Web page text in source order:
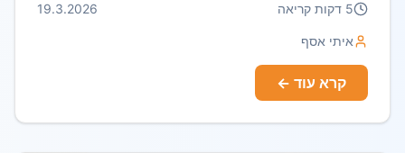
5 דקות קריאה 19.3.2026
איתי אסף
קרא עוד ←